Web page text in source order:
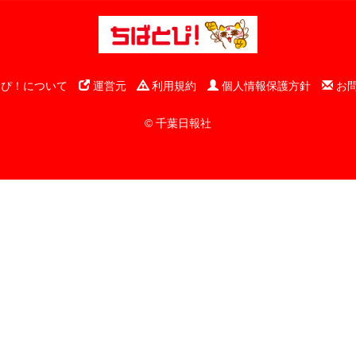
！について 運営元 利用規約 個人情報保護方針 お
© 千葉日報社